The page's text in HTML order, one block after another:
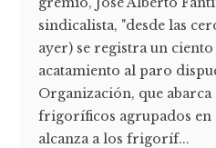
sindicalista, "desde las
ayer) se registra un
acatamiento al paro
Organización, que
frigoríficos agrupados en
alcanza a los frigoríf...